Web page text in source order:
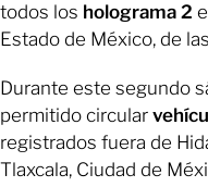
todos los holograma 2
Estado de México, de las
Durante este segundo
permitido circular
registrados fuera de
Tlaxcala, Ciudad de